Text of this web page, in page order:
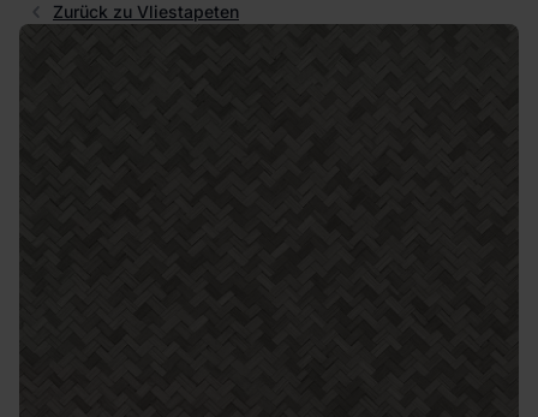
Zurück zu Vliestapeten